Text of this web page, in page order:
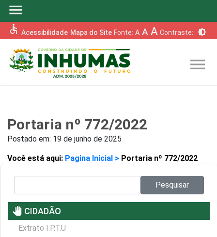
menu
accessible Acessibilidade Mapa do Site Fonte: A A A Contraste: brightness_6
menu
Portaria nº 772/2022
Postado em: 19 de junho de 2025
Você está aqui: Pagina Inicial > Portaria nº 772/2022
Pesquisar
pan_tool CIDADÃO
Extrato I.P.T.U